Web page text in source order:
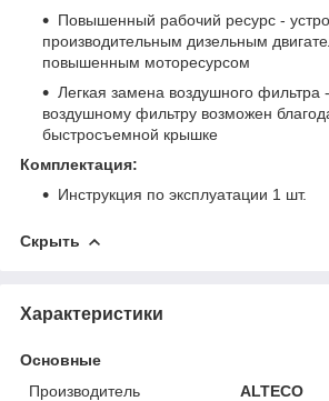
Повышенный рабочий ресурс -
производительным дизельным
повышенным моторесурсом
Легкая замена воздушного фильтра
воздушному фильтру возможен
быстросъемной крышке
Комплектация:
Инструкция по эксплуатации 1 шт.
Скрыть
Характеристики
Основные
Производитель
ALTECO